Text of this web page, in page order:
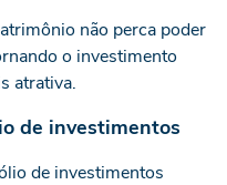
não perca poder
o investimento
atrativa.
de investimentos
de investimentos